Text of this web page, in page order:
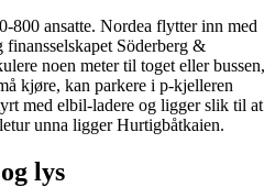
800 ansatte. Nordea flytter inn med
Söderberg &
noen meter til toget eller bussen,
kjøre, kan parkere i p-kjelleren
med elbil-ladere og ligger slik til at
unna ligger Hurtigbåtkaien.
lys